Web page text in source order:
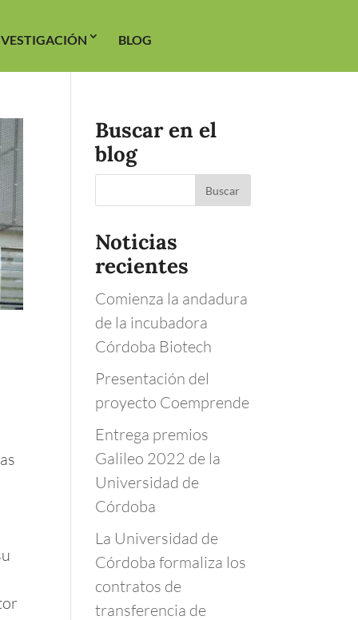
BLOG
Buscar en el
blog
Noticias
recientes
Comienza la andadura
de la incubadora
Córdoba Biotech
Presentación del
proyecto Coemprende
Entrega premios
Galileo 2022 de la
Universidad de
Córdoba
La Universidad de
Córdoba formaliza los
contratos de
transferencia de